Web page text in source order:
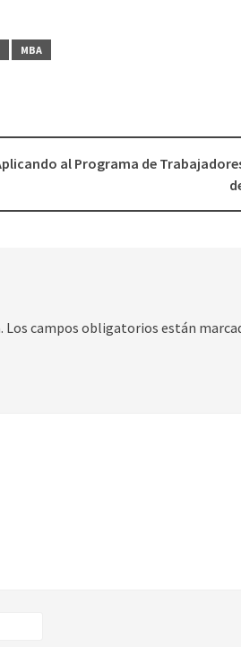
MBA
al Programa de
Los campos obligatorios están